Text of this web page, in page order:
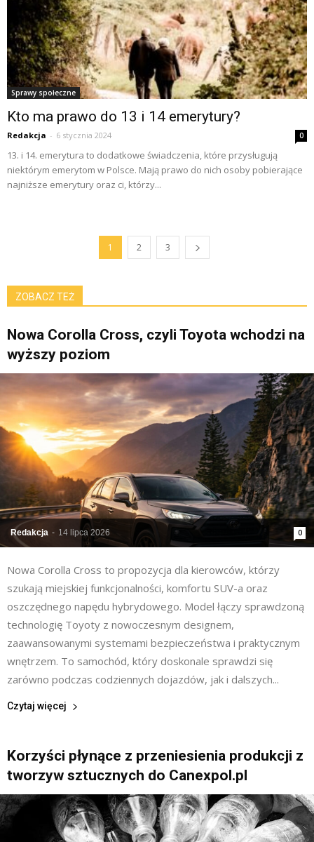
Sprawy społeczne
Kto ma prawo do 13 i 14 emerytury?
Redakcja - 6 stycznia 2024 0
13. i 14. emerytura to dodatkowe świadczenia, które przysługują
niektórym emerytom w Polsce. Mają prawo do nich osoby pobierające
najniższe emerytury oraz ci, którzy...
1 2 3
ZOBACZ TEŻ
Nowa Corolla Cross, czyli Toyota wchodzi na
wyższy poziom
Redakcja - 14 lipca 2026 0
Nowa Corolla Cross to propozycja dla kierowców, którzy
szukają miejskiej funkcjonalności, komfortu SUV-a oraz
oszczędnego napędu hybrydowego. Model łączy sprawdzoną
technologię Toyoty z nowoczesnym designem,
zaawansowanymi systemami bezpieczeństwa i praktycznym
wnętrzem. To samochód, który doskonale sprawdzi się
zarówno podczas codziennych dojazdów, jak i dalszych...
Czytaj więcej
Korzyści płynące z przeniesienia produkcji z
tworzyw sztucznych do Canexpol.pl